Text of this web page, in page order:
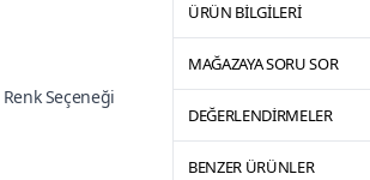
Seçeneği
ÜRÜN BILGILERI
MAĞAZAYA SORU SOR
DEĞERLENDIRMELER
BENZER ÜRÜNLER